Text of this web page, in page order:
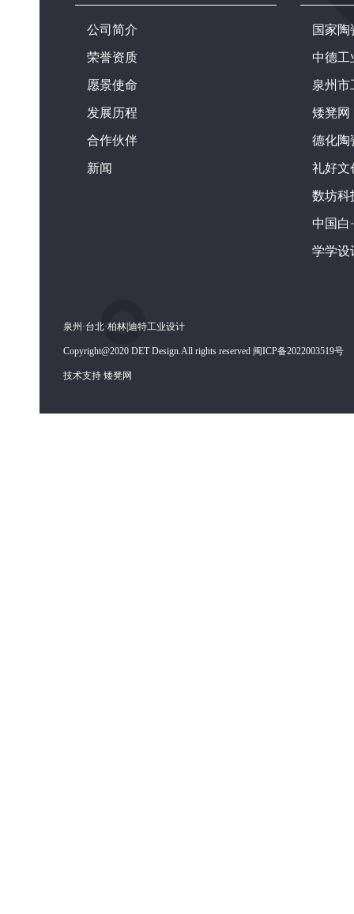
公司简介
荣誉资质
愿景使命
发展历程
合作伙伴
新闻
国家
中德工
泉州市
矮凳网
德化陶
礼好文
数坊科
中国白
学学设
泉州·台北·柏林|迪特工业设计
Copyright@2020 DET Design.All rights reserved 闽ICP备2022003519号
技术支持 矮凳网